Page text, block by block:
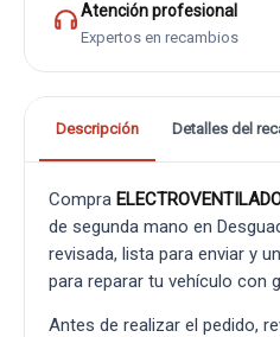
Atención profesional
Expertos en recambios
Descripción Detalles del
Compra
de segunda mano en
revisada, lista para enviar y
para reparar tu vehículo con
Antes de realizar el pedido,